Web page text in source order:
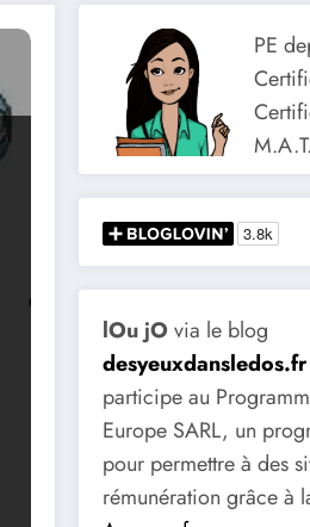
PE
M.A.T.
lOu jOvia le blog
desyeuxdansledos.fr
participe au
Europe SARL, un
pour permettre à des
rémunération grâce à